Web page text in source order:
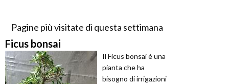
Pagine più visitate di questa settimana
Ficus bonsai
Il Ficus bonsai è una
pianta che ha
bisogno di irrigazioni